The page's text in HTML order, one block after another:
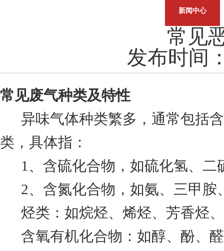
新闻中心
常见
发布时间
常见废气种类及特性
异味气体种类繁多，通常包括含
类，具体指：
1、含硫化合物，如硫化氢、二
2、含氮化合物，如氨、三甲胺
烃类：如烷烃、烯烃、芳香烃
含氧有机化合物：如醇、酚、